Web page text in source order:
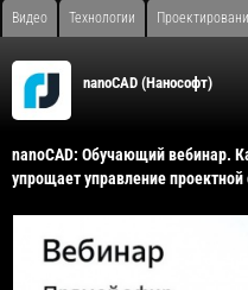
Видео Технологии
nanoCAD (Нанософт)
nanoCAD: Обучающий вебинар.
упрощает управление проектной